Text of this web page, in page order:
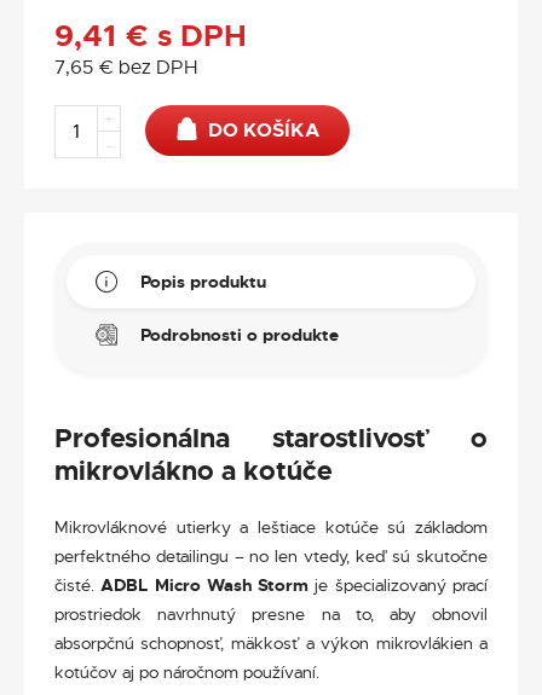
9,41 € s DPH
7,65 € bez DPH
+
-
DO KOŠÍKA
Popis produktu
Podrobnosti o produkte
Profesionálna starostlivosť o
mikrovlákno a kotúče
Mikrovláknové utierky a leštiace kotúče sú základom
perfektného detailingu – no len vtedy, keď sú skutočne
čisté.ADBL Micro Wash Storm je špecializovaný prací
prostriedok navrhnutý presne na to, aby obnovil
absorpčnú schopnosť, mäkkosť a výkon mikrovlákien a
kotúčov aj po náročnom používaní.